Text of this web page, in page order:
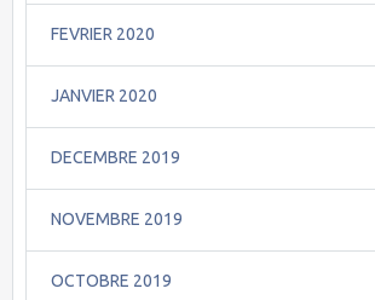
FEVRIER 2020
JANVIER 2020
DECEMBRE 2019
NOVEMBRE 2019
OCTOBRE 2019